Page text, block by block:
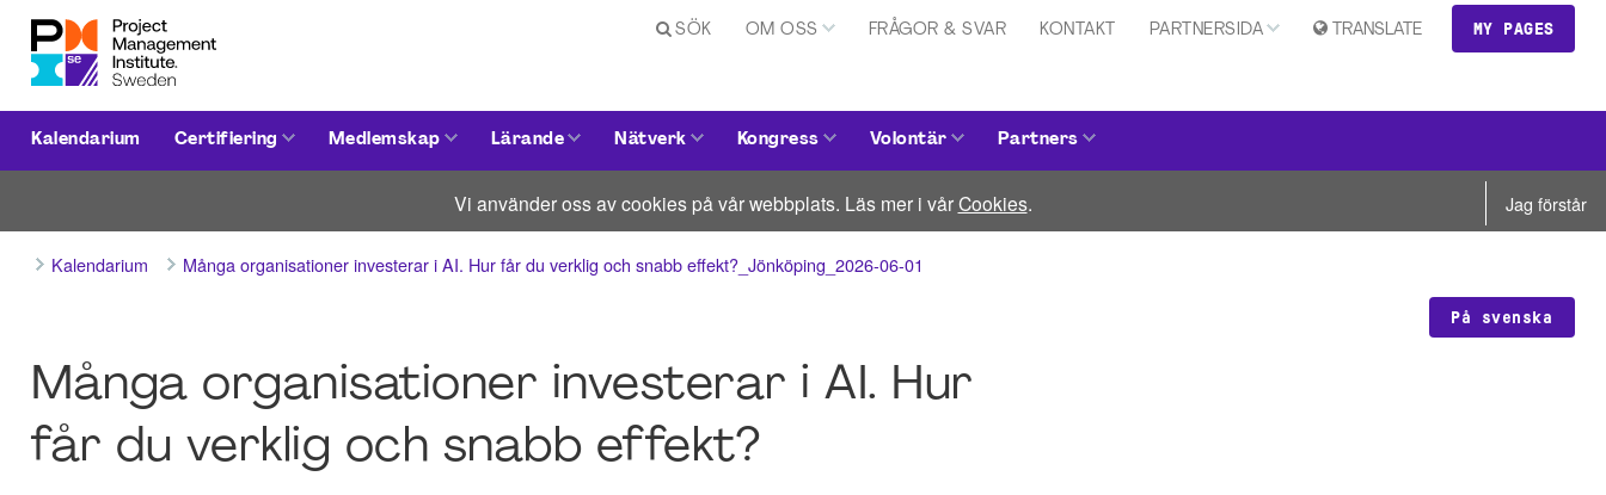
MY PAGES
TRANSLATE
SÖK OM OSS FRÅGOR & SVAR KONTAKT PARTNERSIDA
Kalendarium Certifiering Medlemskap Lärande Nätverk Kongress Volontär Partners
Vi använder oss av cookies på vår webbplats. Läs mer i vårCookies. Jag förstår
Kalendarium Många organisationer investerar i AI. Hur får du verklig och snabb effekt?_Jönköping_2026-06-01
På svenska
Många organisationer investerar i AI. Hur
får du verklig och snabb effekt?